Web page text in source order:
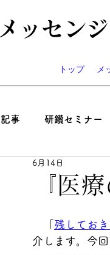
メッセン
トップ メ
事 研鑽セミナー
心と絆といのち
『医
6月14日
「 残してお
介します。今回